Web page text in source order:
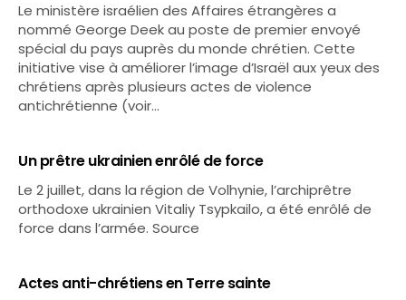
Le ministère israélien des Affaires étrangères a
nommé George Deek au poste de premier envoyé
spécial du pays auprès du monde chrétien. Cette
initiative vise à améliorer l’image d’Israël aux yeux des
chrétiens après plusieurs actes de violence
antichrétienne (voir…
Un prêtre ukrainien enrôlé de force
Le 2 juillet, dans la région de Volhynie, l’archiprêtre
orthodoxe ukrainien Vitaliy Tsypkailo, a été enrôlé de
force dans l’armée. Source
Actes anti-chrétiens en Terre sainte